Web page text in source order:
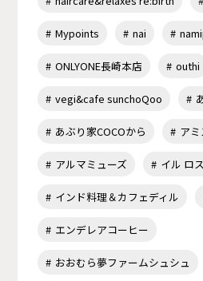
Mypoints nai
ONLYONE長崎本店 outhi
vegi&cafe sunchoQoo
あぶり家COCOから ア
アルマミューズ イル ロ
インド料理＆カフェディル
エンデレアコーヒー
おおむら夢ファームシュシュ